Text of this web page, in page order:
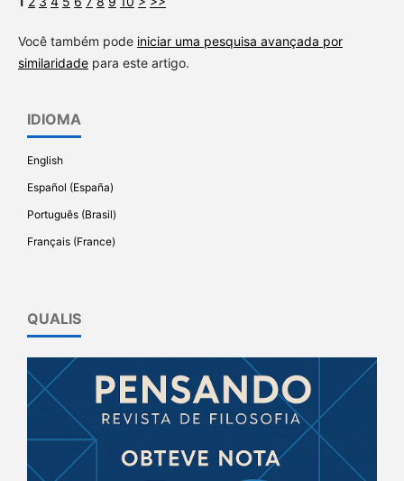
Você também pode iniciar uma pesquisa avançada por
similaridadepara este artigo.
IDIOMA
English
Español (España)
Português (Brasil)
Français (France)
QUALIS